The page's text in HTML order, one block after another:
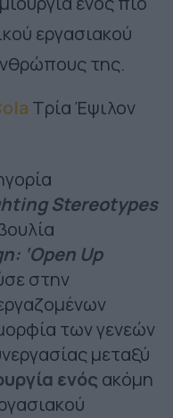
εργασιακού
της.
Τρία Έψιλον
Stereotypes
‘Open Up
στην
των γενεών
μεταξύ
ενός ακόμη